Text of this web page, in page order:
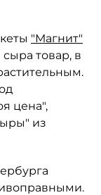
"Магнит"
товар, в
цена",
из